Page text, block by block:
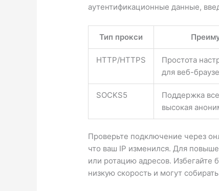
аутентификационные данные,
Тип прокси
HTTP/HTTPS
Простота
для веб-
SOCKS5
Поддержка
высокая
Проверьте подключение через
что ваш IP изменился. Для
или ротацию адресов. Избегайте
низкую скорость и могут